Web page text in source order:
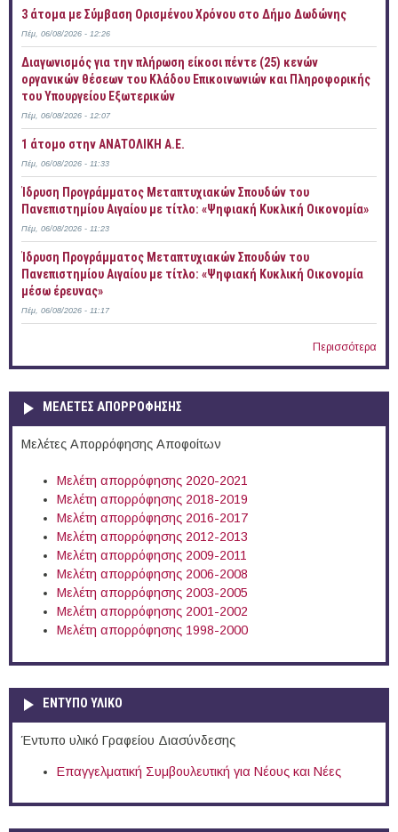
3 άτομα με Σύμβαση Ορισμένου Χρόνου στο Δήμο Δωδώνης
Πέμ, 06/08/2026 - 12:26
Διαγωνισμός για την πλήρωση είκοσι πέντε (25) κενών
οργανικών θέσεων του Κλάδου Επικοινωνιών και Πληροφορικής
του Υπουργείου Εξωτερικών
Πέμ, 06/08/2026 - 12:07
1 άτομο στην ΑΝΑΤΟΛΙΚΗ Α.Ε.
Πέμ, 06/08/2026 - 11:33
Ίδρυση Προγράμματος Μεταπτυχιακών Σπουδών του
Πανεπιστημίου Αιγαίου με τίτλο: «Ψηφιακή Κυκλική Οικονομία»
Πέμ, 06/08/2026 - 11:23
Ίδρυση Προγράμματος Μεταπτυχιακών Σπουδών του
Πανεπιστημίου Αιγαίου με τίτλο: «Ψηφιακή Κυκλική Οικονομία
μέσω έρευνας»
Πέμ, 06/08/2026 - 11:17
Περισσότερα
ΜΕΛΕΤΕΣ ΑΠΟΡΡΟΦΗΣΗΣ
Μελέτες Απορρόφησης Αποφοίτων
Μελέτη απορρόφησης 2020-2021
Μελέτη απορρόφησης 2018-2019
Μελέτη απορρόφησης 2016-2017
Μελέτη απορρόφησης 2012-2013
Μελέτη απορρόφησης 2009-2011
Μελέτη απορρόφησης 2006-2008
Μελέτη απορρόφησης 2003-2005
Μελέτη απορρόφησης 2001-2002
Μελέτη απορρόφησης 1998-2000
ΕΝΤΥΠΟ ΥΛΙΚΟ
Έντυπο υλικό Γραφείου Διασύνδεσης
Επαγγελματική Συμβουλευτική για Νέους και Νέες